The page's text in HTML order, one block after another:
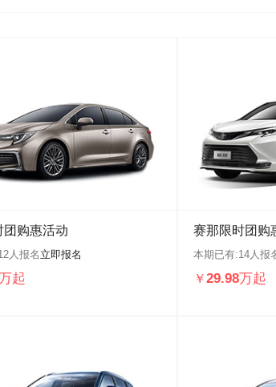
团购惠活动
人报名 立即报名
起
赛那限时团购
本期已有:14人报
￥29.98万起